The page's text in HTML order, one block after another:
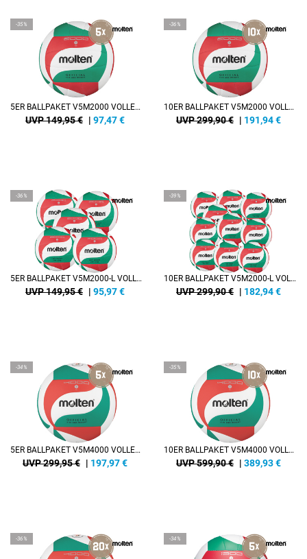
-35%
5ER BALLPAKET V5M2000 VOLLEYBALL
UVP 149,95 € | 97,47€
-36%
10ER BALLPAKET V5M2000 VOLLEYBALL
UVP 299,90 € | 191,94€
-36%
5ER BALLPAKET V5M2000-L VOLLEYBALL
UVP 149,95 € | 95,97€
-39%
10ER BALLPAKET V5M2000-L VOLLEYBALL
UVP 299,90 € | 182,94€
-34%
5ER BALLPAKET V5M4000 VOLLEYBALL
UVP 299,95 € | 197,97€
-35%
10ER BALLPAKET V5M4000 VOLLEYBALL
UVP 599,90 € | 389,93€
-36% -34%